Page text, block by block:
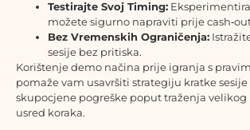
Testirajte Svoj Timing:
možete sigurno napraviti prije
Bez Vremenskih Ograničenja:
sesije bez pritiska.
Korištenje demo načina prije igranja s
pomaže vam usavršiti strategiju kratke
skupocjene pogreške poput traženja
usred koraka.